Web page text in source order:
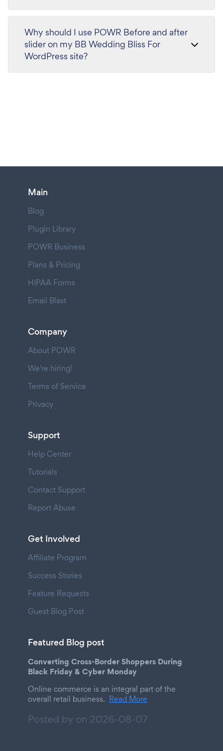
Why should I use POWR Before and after
slider on my BB Wedding Bliss For
WordPress site?
Main
Blog
Plugin Library
POWR Business
Plans & Pricing
HIPAA Forms
Email Blast
Company
About POWR
We're hiring!
Terms of Service
Privacy
Support
Help Center
Tutorials
Contact Support
Report Abuse
Get Involved
Affiliate Program
Success Stories
Feature Requests
Guest Blog Post
Featured Blog post
Converting Cross-Border Shoppers During
Black Friday & Cyber Monday
Online commerce is an integral part of the
overall retail business. Read More
Posted by on 2026-08-07